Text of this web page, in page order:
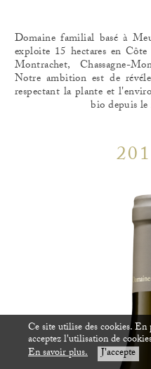
Domaine familial basé à
exploite 15 hectares en
Montrachet, Chassagne-
Notre ambition est de
respectant la plante et
bio depuis
Ce site utilise des cookies.
acceptez l'utilisation de
En savoir plus. J'accepte